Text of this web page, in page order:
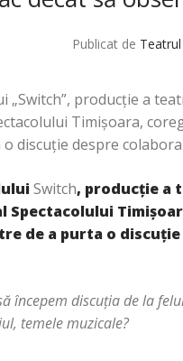
Publicat de
producţie a
Timişoara,
discuţie despre
Switch, producţie a
Spectacolului
de a purta o
începem discuţia de la
temele muzicale?